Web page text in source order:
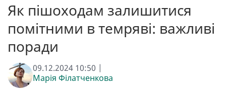
Як пішоходам залишитися
помітними в темряві: важливі
поради
09.12.2024 10:50 |
Марія Філатченкова